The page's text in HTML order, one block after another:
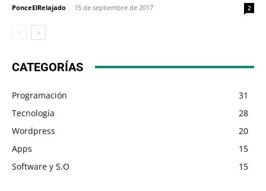
PonceElRelajado - 15 de septiembre de 2017 2
CATEGORÍAS
Programación
31
Tecnología
28
Wordpress
20
Apps
15
Software y S.O
15